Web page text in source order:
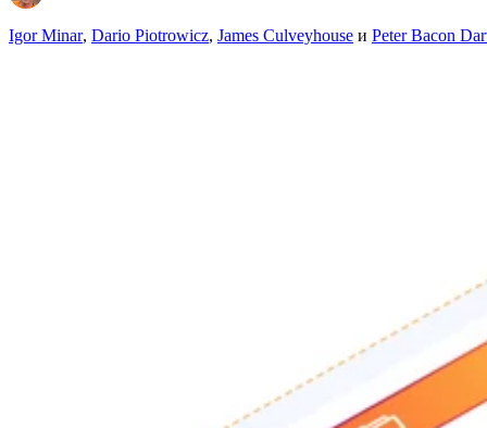
Igor Minar, Dario Piotrowicz, James Culveyhouse и Peter Bacon